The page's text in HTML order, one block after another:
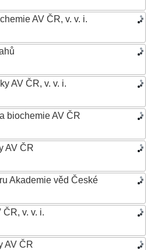
AV ČR, v. v. i.
AV ČR, v. v. i.
biochemie AV ČR
AV ČR
Akademie věd České
v. v. i.
AV ČR